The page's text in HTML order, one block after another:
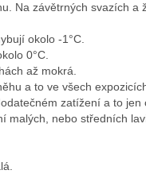
Na závětrných svazích a
okolo -1°C.
0°C.
až mokrá.
a to ve všech
zatížení a to
malých, nebo středních